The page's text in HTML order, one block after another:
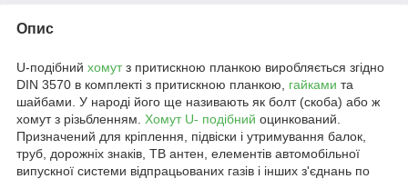
Опис
U-подібний хомутз притискною планкою виробляється згідно
DIN 3570 в комплекті з притискною планкою, гайками та
шайбами. У народі його ще називають як болт (скоба) або ж
хомут з різьбленням. Хомут U- подібний оцинкований.
Призначений для кріплення, підвіски і утримування балок,
труб, дорожніх знаків, ТВ антен, елементів автомобільної
випускної системи відпрацьованих газів і інших з'єднань по